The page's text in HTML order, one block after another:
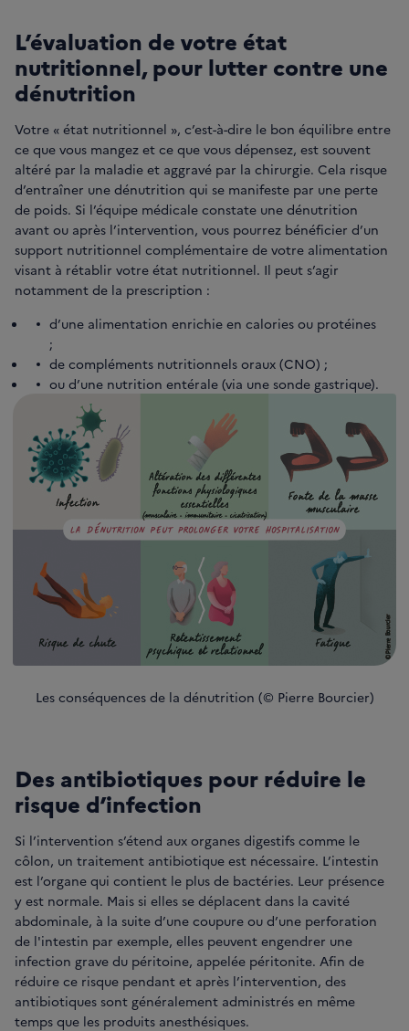
L’évaluation de votre état
nutritionnel, pour lutter contre une
dénutrition
Votre « état nutritionnel », c’est-à-dire le bon équilibre entre
ce que vous mangez et ce que vous dépensez, est souvent
altéré par la maladie et aggravé par la chirurgie. Cela risque
d’entraîner une dénutrition qui se manifeste par une perte
de poids. Si l’équipe médicale constate une dénutrition
avant ou après l’intervention, vous pourrez bénéficier d’un
support nutritionnel complémentaire de votre alimentation
visant à rétablir votre état nutritionnel. Il peut s’agir
notamment de la prescription :
d’une alimentation enrichie en calories ou protéines
;
de compléments nutritionnels oraux (CNO) ;
ou d’une nutrition entérale (via une sonde gastrique).
Les conséquences de la dénutrition (© Pierre Bourcier)
Des antibiotiques pour réduire le
risque d’infection
Si l’intervention s’étend aux organes digestifs comme le
côlon, un traitement antibiotique est nécessaire. L’intestin
est l’organe qui contient le plus de bactéries. Leur présence
y est normale. Mais si elles se déplacent dans la cavité
abdominale, à la suite d’une coupure ou d’une perforation
de l'intestin par exemple, elles peuvent engendrer une
infection grave du péritoine, appelée péritonite. Afin de
réduire ce risque pendant et après l’intervention, des
antibiotiques sont généralement administrés en même
temps que les produits anesthésiques.